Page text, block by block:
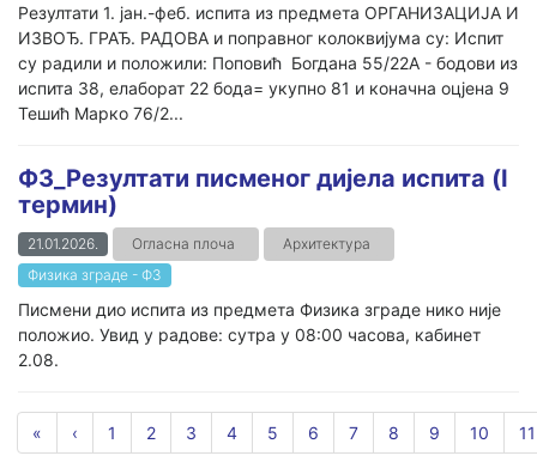
Резултати 1. јан.-феб. испита из предмета ОРГАНИЗАЦИЈА И
ИЗВОЂ. ГРАЂ. РАДОВА и поправног колоквијума су: Испит
су радили и положили: Поповић Богдана 55/22А - бодови из
испита 38, елаборат 22 бода= укупно 81 и коначна оцјена 9
Тешић Марко 76/2...
ФЗ_Резултати писменог дијела испита (I
термин)
21.01.2026. Огласна плоча
Архитектура
Физика зграде - ФЗ
Писмени дио испита из предмета Физика зграде нико није
положио. Увид у радове: сутра у 08:00 часова, кабинет
2.08.
« ‹ 1 2 3 4 5 6 7 8 9 10 11